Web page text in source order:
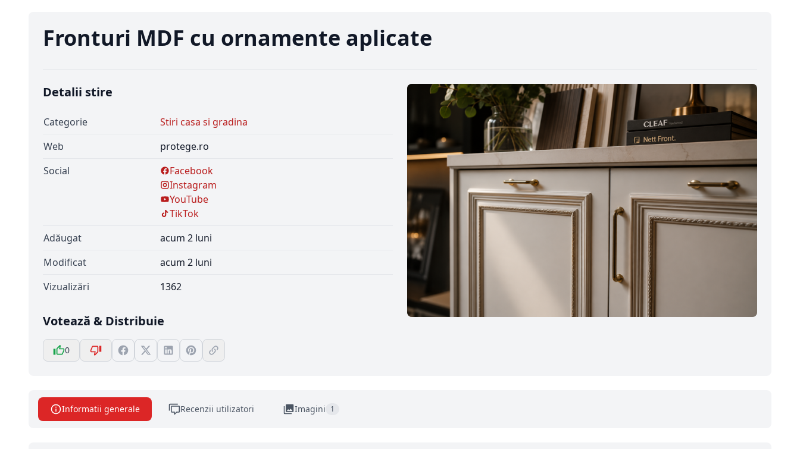
Fronturi MDF cu ornamente aplicate
Detalii stire
Categorie
Stiri casa si gradina
Web
protege.ro
Social
Facebook
Instagram
YouTube
TikTok
Adăugat
acum 2 luni
Modificat
acum 2 luni
Vizualizări
1362
Votează & Distribuie
0
Informatii generale Recenzii utilizatori Imagini 1